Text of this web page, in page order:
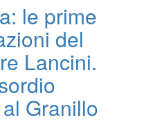
le prime
del
Lancini.
Granillo